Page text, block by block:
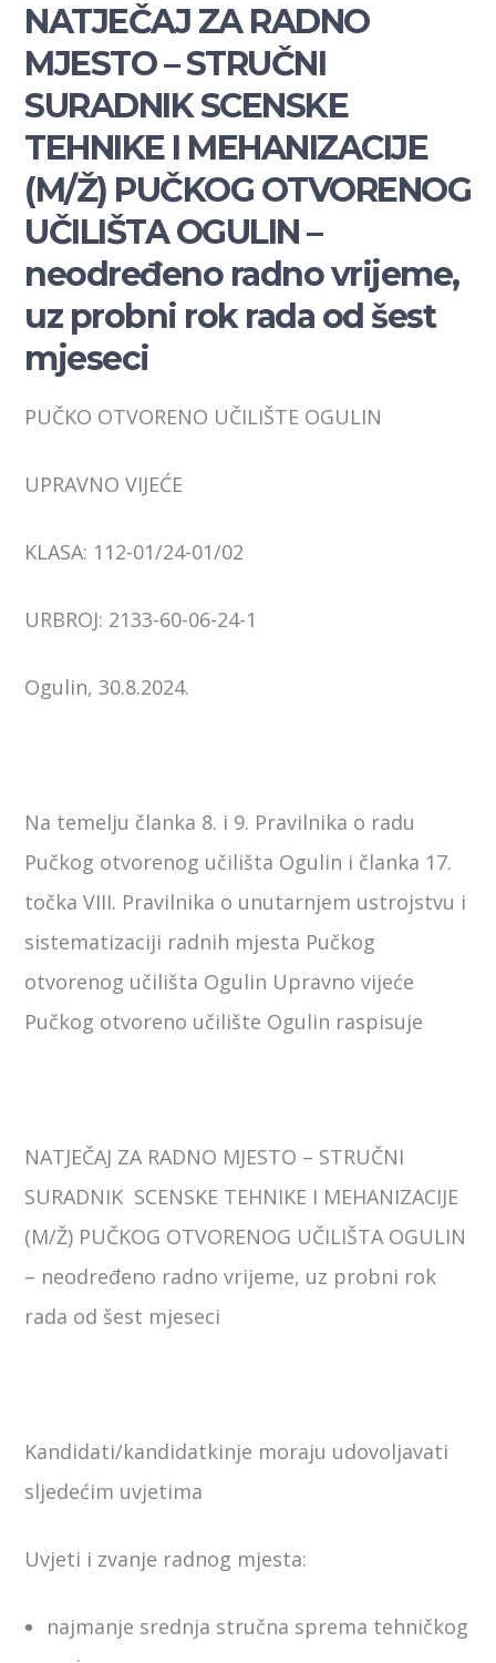
NATJEČAJ ZA RADNO
MJESTO – STRUČNI
SURADNIK SCENSKE
TEHNIKE I MEHANIZACIJE
(M/Ž) PUČKOG OTVORENOG
UČILIŠTA OGULIN –
neodređeno radno vrijeme,
uz probni rok rada od šest
mjeseci
PUČKO OTVORENO UČILIŠTE OGULIN
UPRAVNO VIJEĆE
KLASA: 112-01/24-01/02
URBROJ: 2133-60-06-24-1
Ogulin, 30.8.2024.
Na temelju članka 8. i 9. Pravilnika o radu
Pučkog otvorenog učilišta Ogulin i članka 17.
točka VIII. Pravilnika o unutarnjem ustrojstvu i
sistematizaciji radnih mjesta Pučkog
otvorenog učilišta Ogulin Upravno vijeće
Pučkog otvoreno učilište Ogulin raspisuje
NATJEČAJ ZA RADNO MJESTO – STRUČNI
SURADNIK SCENSKE TEHNIKE I MEHANIZACIJE
(M/Ž) PUČKOG OTVORENOG UČILIŠTA OGULIN
– neodređeno radno vrijeme, uz probni rok
rada od šest mjeseci
Kandidati/kandidatkinje moraju udovoljavati
sljedećim uvjetima
Uvjeti i zvanje radnog mjesta:
najmanje srednja stručna sprema tehničkog